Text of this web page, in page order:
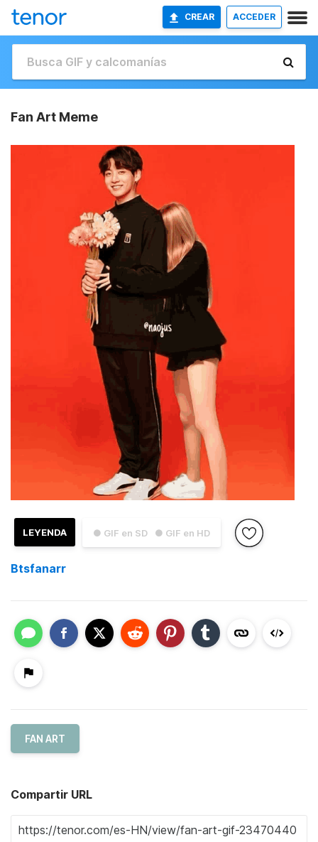
CREAR ACCEDER
Fan Art Meme
● GIF en SD ● GIF en HD
LEYENDA
Btsfanarr
FAN ART
Compartir URL